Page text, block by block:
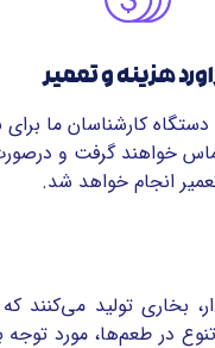
هزینه و تعمیر
کارشناسان ما برای
خواهند گرفت و
انجام خواهد شد.
تولید می‌کنند که
در طعم‌ها، مورد توجه